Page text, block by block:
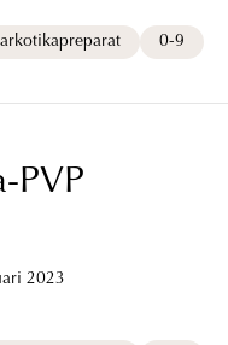
0-9
PVP
2023